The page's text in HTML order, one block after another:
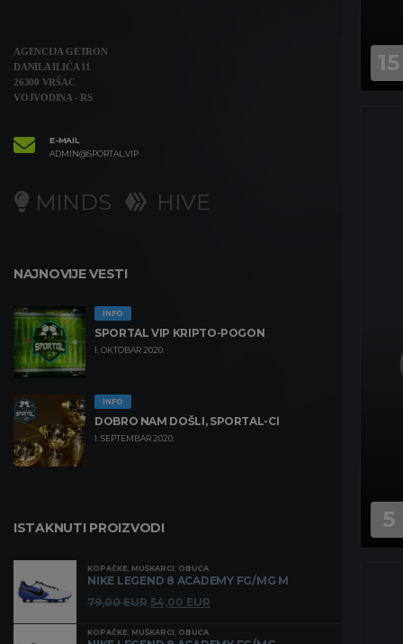
15
5
AGENCIJA GETRON
DANILA ILIĆA 11
26300 VRŠAC
VOJVODINA - RS
E-MAIL
ADMIN@SPORTAL.VIP
MINDS HIVE
NAJNOVIJE VESTI
INFO
SPORTAL VIP KRIPTO-POGON
1. OKTOBAR 2020.
INFO
DOBRO NAM DOŠLI, SPORTAL-CI
1. SEPTEMBAR 2020.
ISTAKNUTI PROIZVODI
KOPAČKE, MUŠKARCI, OBUĆA
NIKE LEGEND 8 ACADEMY FG/MG M
79,00EUR Originalna
je
54,00 EUR
je:
KOPAČKE, MUŠKARCI, OBUĆA